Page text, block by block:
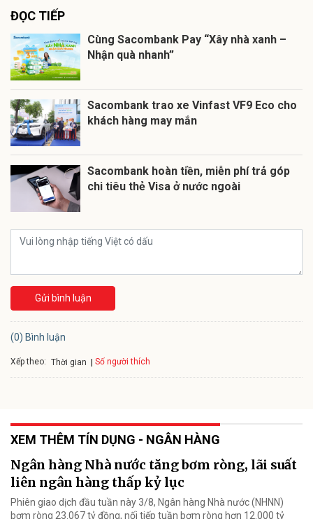
ĐỌC TIẾP
Cùng Sacombank Pay “Xây nhà xanh –
Nhận quà nhanh”
Sacombank trao xe Vinfast VF9 Eco cho
khách hàng may mắn
Sacombank hoàn tiền, miễn phí trả góp
chi tiêu thẻ Visa ở nước ngoài
Gửi bình luận
(0) Bình luận
Xếp theo: Thời gian Số người thích
XEM THÊM TÍN DỤNG - NGÂN HÀNG
Ngân hàng Nhà nước tăng bơm ròng, lãi suất
liên ngân hàng thấp kỷ lục
Phiên giao dịch đầu tuần này 3/8, Ngân hàng Nhà nước (NHNN)
bơm ròng 23.067 tỷ đồng, nối tiếp tuần bơm ròng hơn 12.000 tỷ